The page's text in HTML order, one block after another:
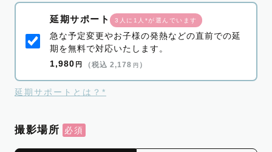
延期サポート 3人に1人*が選んでいます
急な予定変更やお子様の発熱などの直前での延
期を無料で対応いたします。
1,980 円 （税込 2,178 円 ）
延期サポートとは？*
撮影場所